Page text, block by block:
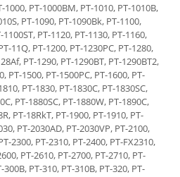
PT-1000BM, PT-1010, PT-1010B,
PT-1090, PT-1090Bk, PT-1100,
PT-1120, PT-1130, PT-1160,
11Q, PT-1200, PT-1230PC, PT-1280,
PT-1290, PT-1290BT, PT-1290BT2,
PT-1500, PT-1500PC, PT-1600, PT-
PT-1830, PT-1830C, PT-1830SC,
PT-1880SC, PT-1880W, PT-1890C,
PT-18RkT, PT-1900, PT-1910, PT-
PT-2030AD, PT-2030VP, PT-2100,
2300, PT-2310, PT-2400, PT-FX2310,
PT-2610, PT-2700, PT-2710, PT-
PT-310, PT-310B, PT-320, PT-